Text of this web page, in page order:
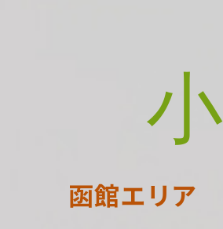
小
函館エリア